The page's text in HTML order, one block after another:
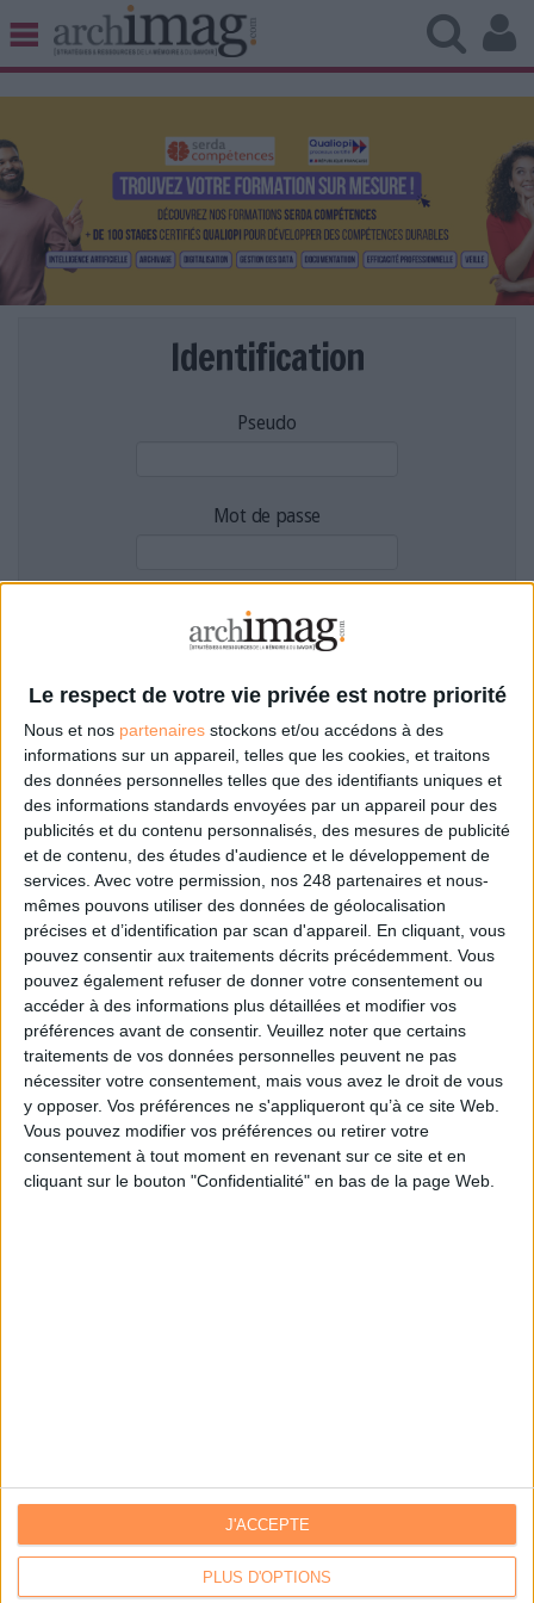
Le respect de votre vie privée est notre priorité
Nous et nos partenaires stockons et/ou accédons à des
informations sur un appareil, telles que les cookies, et traitons
des données personnelles telles que des identifiants uniques et
des informations standards envoyées par un appareil pour des
publicités et du contenu personnalisés, des mesures de publicité
et de contenu, des études d'audience et le développement de
services. Avec votre permission, nos 248 partenaires et nous-
mêmes pouvons utiliser des données de géolocalisation
précises et d’identification par scan d'appareil. En cliquant, vous
pouvez consentir aux traitements décrits précédemment. Vous
pouvez également refuser de donner votre consentement ou
accéder à des informations plus détaillées et modifier vos
préférences avant de consentir. Veuillez noter que certains
traitements de vos données personnelles peuvent ne pas
nécessiter votre consentement, mais vous avez le droit de vous
y opposer. Vos préférences ne s'appliqueront qu’à ce site Web.
Vous pouvez modifier vos préférences ou retirer votre
consentement à tout moment en revenant sur ce site et en
cliquant sur le bouton "Confidentialité" en bas de la page Web.
PLUS D'OPTIONS
J'ACCEPTE
BIBLIOTHÈQUE ÉDITION
UNIVERS DATA
TRAVAIL COLLABORATIF
VIE NUMÉRIQUE
NUMÉRIQUE RESPONSABLE
LES LIVRES BLANCS
LES SUPPLÉMENTS
NOS OFFRES D'ABONNEMENTS
Identification
Pseudo
Mot de passe
Filtre anti-spam
Mot de passe oublié ?
Pas encore de compte?
Je m'inscris pour commenter les articles
ou déposer mon CV
Je m'inscris sur Archimag.com
Communiquer avec Archimag|Communiquer avec ACE